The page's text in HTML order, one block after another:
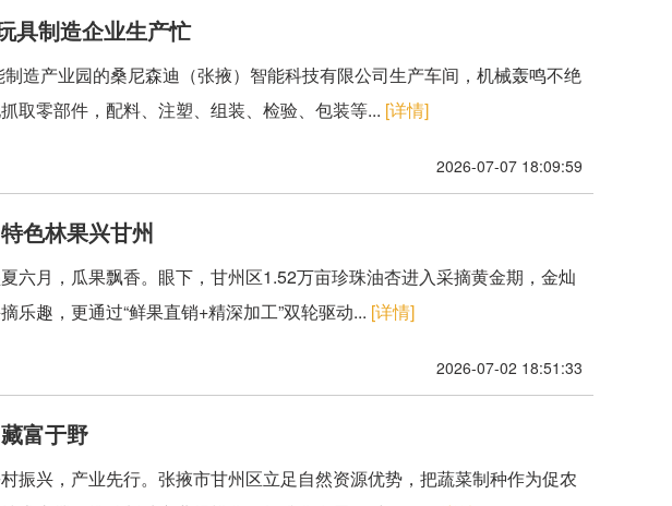
具制造企业生产忙
造产业园的桑尼森迪（张掖）智能科技有限公司生产车间，机械轰鸣不绝
取零部件，配料、注塑、组装、检验、包装等... [详情]
2026-07-07 18:09:59
色林果兴甘州
六月，瓜果飘香。眼下，甘州区1.52万亩珍珠油杏进入采摘黄金期，金灿
趣，更通过“鲜果直销+精深加工”双轮驱动... [详情]
2026-07-02 18:51:33
富于野
振兴，产业先行。张掖市甘州区立足自然资源优势，把蔬菜制种作为促农